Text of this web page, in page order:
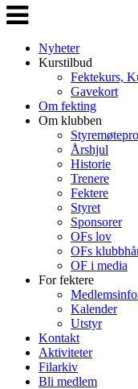
Veksle
navigasjon
Nyheter
Kurstilbud
Fektekurs,
Gavekort
Om fekting
Om klubben
Årshjul
Historie
Trenere
Fektere
Styret
Sponsorer
OFs lov
OFs
OF i media
For fektere
Kalender
Utstyr
Kontakt
Aktiviteter
Filarkiv
Bli medlem